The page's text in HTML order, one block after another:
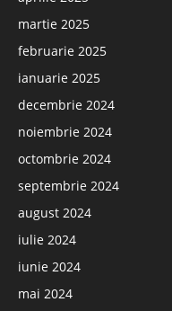
martie 2025
februarie 2025
ianuarie 2025
decembrie 2024
noiembrie 2024
octombrie 2024
septembrie 2024
august 2024
iulie 2024
iunie 2024
mai 2024